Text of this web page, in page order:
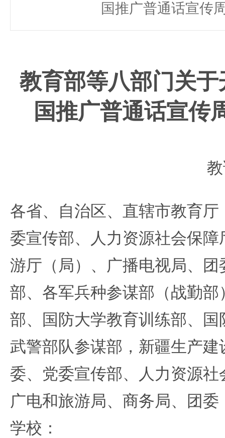
国推广普通话宣传
教育部等八部门关
国推广普通话宣传
各省、自治区、直辖市教育
委宣传部、人力资源社会保
游厅（局）、广播电视局、
部、各军兵种参谋部（战勤
部、国防大学教育训练部、
武警部队参谋部，新疆生产
委、党委宣传部、人力资源
广电和旅游局、商务局、团
学校：